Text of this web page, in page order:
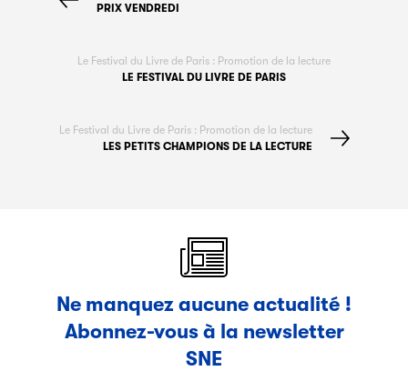
PRIX VENDREDI
Le Festival du Livre de Paris : Promotion de la lecture
LE FESTIVAL DU LIVRE DE PARIS
Le Festival du Livre de Paris : Promotion de la lecture
LES PETITS CHAMPIONS DE LA LECTURE
Ne manquez aucune actualité !
Abonnez-vous à la newsletter
SNE